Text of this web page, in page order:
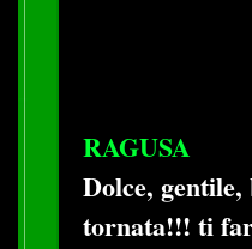
RAGUSA
Dolce,
tornata!!! ti